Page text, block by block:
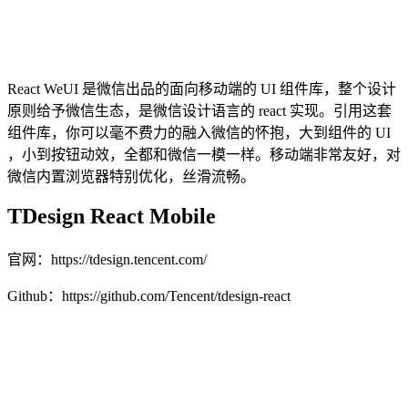
React WeUI 是微信出品的面向移动端的 UI 组件库，整个设计
原则给予微信生态，是微信设计语言的 react 实现。引用这套
组件库，你可以毫不费力的融入微信的怀抱，大到组件的 UI
，小到按钮动效，全都和微信一模一样。移动端非常友好，对
微信内置浏览器特别优化，丝滑流畅。
TDesign React Mobile
官网：https://tdesign.tencent.com/
Github：https://github.com/Tencent/tdesign-react